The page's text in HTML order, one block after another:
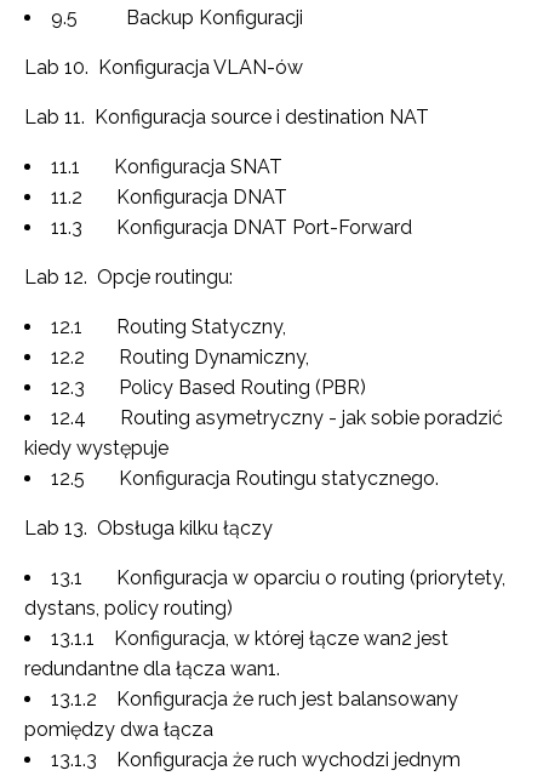
9.5 Backup Konfiguracji
Lab 10. Konfiguracja VLAN-ów
Lab 11. Konfiguracja source i destination NAT
11.1 Konfiguracja SNAT
11.2 Konfiguracja DNAT
11.3 Konfiguracja DNAT Port-Forward
Lab 12. Opcje routingu:
12.1 Routing Statyczny,
12.2 Routing Dynamiczny,
12.3 Policy Based Routing (PBR)
12.4 Routing asymetryczny - jak sobie poradzić
kiedy występuje
12.5 Konfiguracja Routingu statycznego.
Lab 13. Obsługa kilku łączy
13.1 Konfiguracja w oparciu o routing (priorytety,
dystans, policy routing)
13.1.1 Konfiguracja, w której łącze wan2 jest
redundantne dla łącza wan1.
13.1.2 Konfiguracja że ruch jest balansowany
pomiędzy dwa łącza
13.1.3 Konfiguracja że ruch wychodzi jednym